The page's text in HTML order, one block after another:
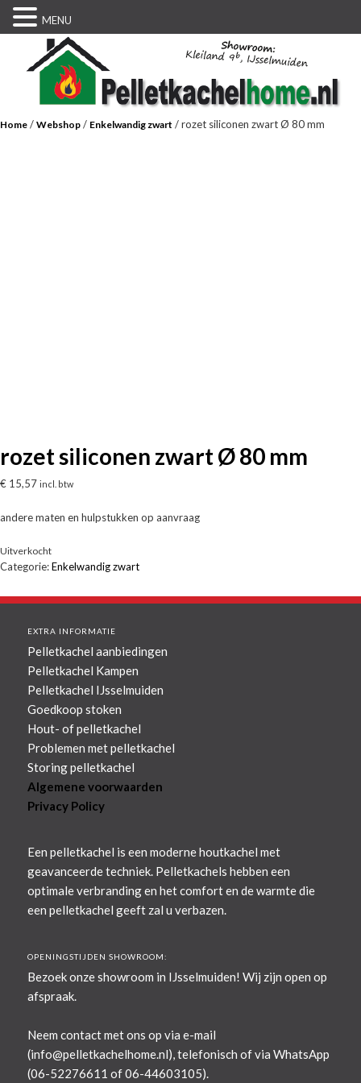
Home / Webshop / Enkelwandig zwart / rozet siliconen zwart Ø 80 mm
rozet siliconen zwart Ø 80 mm
€ 15,57 incl. btw
andere maten en hulpstukken op aanvraag
Uitverkocht
Categorie:Enkelwandig zwart
EXTRA INFORMATIE
Pelletkachel aanbiedingen
Pelletkachel Kampen
Pelletkachel IJsselmuiden
Goedkoop stoken
Hout- of pelletkachel
Problemen met pelletkachel
Storing pelletkachel
Algemene voorwaarden
Privacy Policy
Een pelletkachel is een moderne houtkachel met
geavanceerde techniek. Pelletkachels hebben een
optimale verbranding en het comfort en de warmte die
een pelletkachel geeft zal u verbazen.
OPENINGSTIJDEN SHOWROOM:
Bezoek onze showroom in IJsselmuiden! Wij zijn open op
afspraak.
Neem contact met ons op via e-mail
(info@pelletkachelhome.nl), telefonisch of via WhatsApp
(06-52276611 of 06-44603105).
MENU